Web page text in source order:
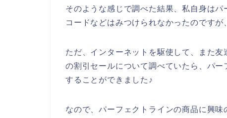
そのような感じで調べた結果、私自身は
コードなどはみつけられなかったのですが
ただ、インターネットを駆使して、また
の割引セールについて調べていたら、パ
することができました♪
なので、パーフェクトラインの商品に興